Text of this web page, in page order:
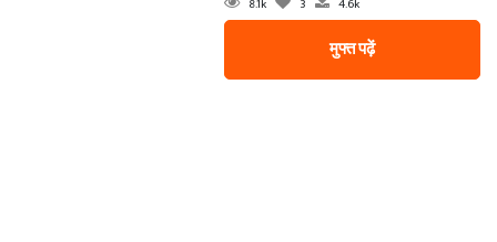
8.1k 3 4.6k
मुफ्त पढ़ें